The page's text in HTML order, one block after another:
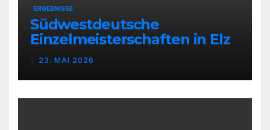
ERGEBNISSE
Südwestdeutsche
Einzelmeisterschaften in Elz
23. MAI 2026